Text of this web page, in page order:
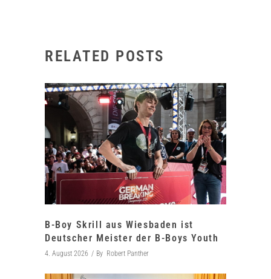
RELATED POSTS
B-Boy Skrill aus Wiesbaden ist
Deutscher Meister der B-Boys Youth
4. August 2026 By Robert Panther